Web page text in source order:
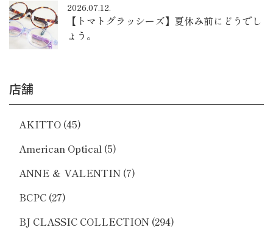
2026.07.12.
【トマトグラッシーズ】夏休み前にどうでし
ょう。
店舗
AKITTO (45)
American Optical (5)
ANNE ＆ VALENTIN (7)
BCPC (27)
BJ CLASSIC COLLECTION (294)